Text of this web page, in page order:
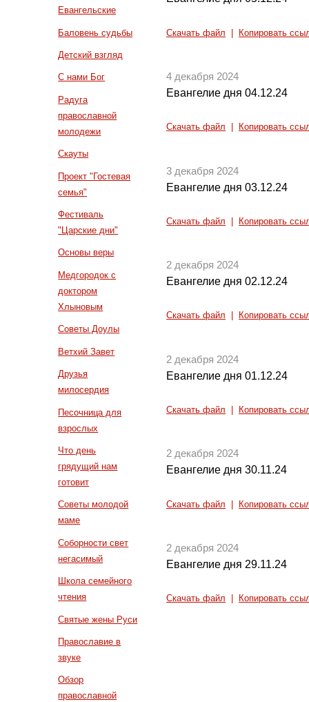
Евангельские
Баловень судьбы
Детский взгляд
С нами Бог
Радуга
православной
молодежи
Скауты
Проект "Гостевая
семья"
Фестиваль
"Царские дни"
Основы веры
Медгородок с
доктором
Хлыновым
Советы Доулы
Ветхий Завет
Друзья
милосердия
Песочница для
взрослых
Что день
грядущий нам
готовит
Советы молодой
маме
Соборности свет
негасимый
Школа семейного
чтения
Святые жены Руси
Православие в
звуке
Обзор
православной
Скачать файл Копировать
4 декабря 2024
Евангелие дня 04.12.24
Скачать файл Копировать
3 декабря 2024
Евангелие дня 03.12.24
Скачать файл Копировать
2 декабря 2024
Евангелие дня 02.12.24
Скачать файл Копировать
2 декабря 2024
Евангелие дня 01.12.24
Скачать файл Копировать
2 декабря 2024
Евангелие дня 30.11.24
Скачать файл Копировать
2 декабря 2024
Евангелие дня 29.11.24
Скачать файл Копировать